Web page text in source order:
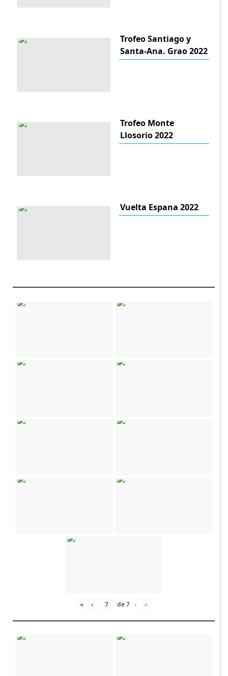
Trofeo Santiago y
Santa-Ana. Grao 2022
Trofeo Monte
Llosorio 2022
Vuelta Espana 2022
« ‹ de7 › »